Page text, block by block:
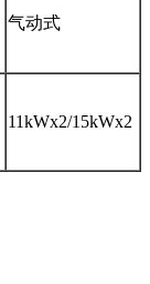
气动式
11kWx2/15kWx2